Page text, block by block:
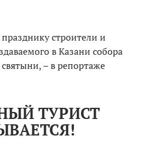
строители и
в Казани собора
– в репортаже
ТУРИСТ